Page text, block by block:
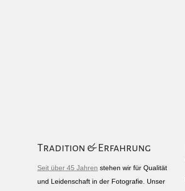
Tradition & Erfahrung
Seit über 45 Jahren stehen wir für Qualität
und Leidenschaft in der Fotografie. Unser